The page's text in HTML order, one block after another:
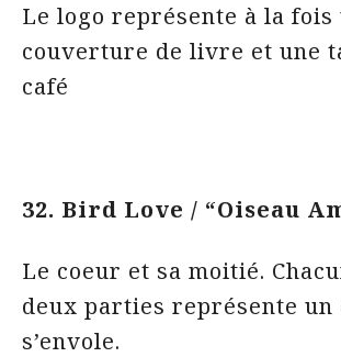
Le logo représente à la fois
couverture de livre et une
café
32. Bird Love / “Oiseau
Le coeur et sa moitié.
deux parties représente un
s’envole.